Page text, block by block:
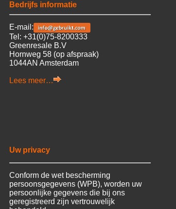
Bedrijfs informatie
E-mail:
Tel: +31(0)75-8200333
Greenresale B.V
Hornweg 58 (op afspraak)
1044AN Amsterdam
Lees meer…
Uw privacy
Conform de wet bescherming
persoonsgegevens (WPB), worden uw
persoonlijke gegevens die bij ons
geregistreerd zijn vertrouwelijk